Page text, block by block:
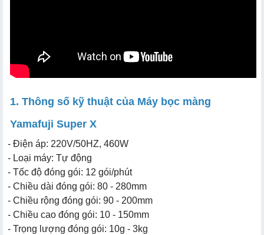
1. Thông số kỹ thuật của Máy bọc màng
Yamafuji Super X
- Điện áp: 220V/50HZ, 460W
- Loại máy: Tự động
- Tốc độ đóng gói: 12 gói/phút
- Chiều dài đóng gói: 80 - 280mm
- Chiều rộng đóng gói: 90 - 200mm
- Chiều cao đóng gói: 10 - 150mm
- Trọng lượng đóng gói: 10g - 3kg